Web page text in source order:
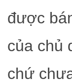
được
của chủ
chứ